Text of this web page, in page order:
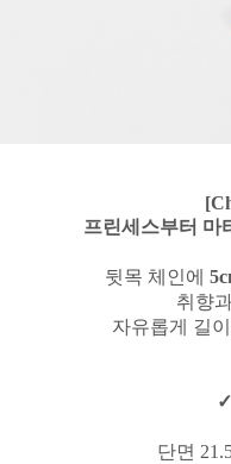
프린세스부터 마
뒷목 체인에
취향
자유롭게 길
단면